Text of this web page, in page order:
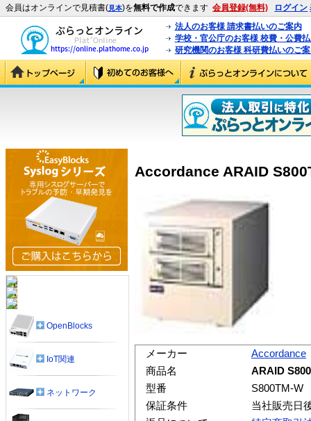
会員はオンラインで見積書(見本)を無料で作成できます 会員登録(無料) ログイン
法人のお客様 請求書払いのご案内
学校・官公庁のお客様 校費・公費
研究機関のお客様 科研費払いのご
Accordance ARAID
メーカー
Accordance
商品名
ARAID
型番
S800TM-W
保証条件
当社販売日
OpenBlocks
IoT関連
ネットワーク